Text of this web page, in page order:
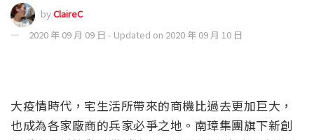
byClaireC
2020 年 09 月 09 日 - Updated on 2020 年 09 月 10 日
大疫情時代，宅生活所帶來的商機比過去更加巨大，
也成為各家廠商的兵家必爭之地。南璋集團旗下新創